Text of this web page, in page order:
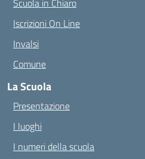
Scuola in Chiaro
Iscrizioni On Line
Invalsi
Comune
La Scuola
Presentazione
I luoghi
I numeri della scuola